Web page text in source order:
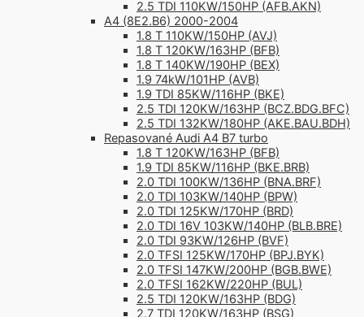
2.5 TDI 110KW/150HP (AFB.AKN)
A4 (8E2.B6) 2000-2004
1.8 T 110KW/150HP (AVJ)
1.8 T 120KW/163HP (BFB)
1.8 T 140KW/190HP (BEX)
1.9 74kW/101HP (AVB)
1.9 TDI 85KW/116HP (BKE)
2.5 TDI 120KW/163HP (BCZ.BDG.BFC)
2.5 TDI 132KW/180HP (AKE.BAU.BDH)
Repasované Audi A4 B7 turbo
1.8 T 120KW/163HP (BFB)
1.9 TDI 85KW/116HP (BKE.BRB)
2.0 TDI 100KW/136HP (BNA.BRF)
2.0 TDI 103KW/140HP (BPW)
2.0 TDI 125KW/170HP (BRD)
2.0 TDI 16V 103KW/140HP (BLB.BRE)
2.0 TDI 93KW/126HP (BVF)
2.0 TFSI 125KW/170HP (BPJ.BYK)
2.0 TFSI 147KW/200HP (BGB.BWE)
2.0 TFSI 162KW/220HP (BUL)
2.5 TDI 120KW/163HP (BDG)
2.7 TDI 120KW/163HP (BSG)